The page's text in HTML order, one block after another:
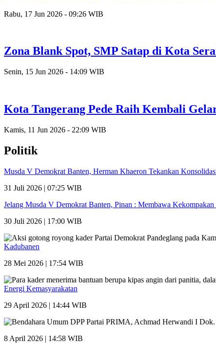
Rabu, 17 Jun 2026 - 09:26 WIB
Zona Blank Spot, SMP Satap di Kota
Senin, 15 Jun 2026 - 14:09 WIB
Kota Tangerang Pede Raih Kembali
Kamis, 11 Jun 2026 - 22:09 WIB
Politik
Musda V Demokrat Banten, Herman Khaeron Tekankan
31 Juli 2026 | 07:25 WIB
Jelang Musda V Demokrat Banten, Pinan : Membawa
30 Juli 2026 | 17:00 WIB
Kadubanen
28 Mei 2026 | 17:54 WIB
Energi Kemasyarakatan
29 April 2026 | 14:44 WIB
8 April 2026 | 14:58 WIB